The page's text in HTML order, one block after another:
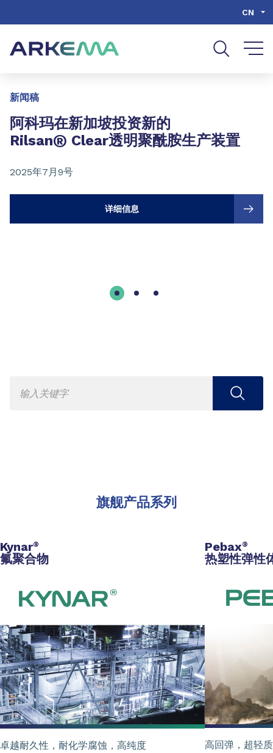
CN
新闻稿
阿科玛在新加坡投资新的
Rilsan® Clear透明聚酰胺生产装置
2025年7月9号
详细信息
旗舰产品系列
Kynar®
氟聚合物
卓越耐久性，耐化学腐蚀，高纯度
Pebax®
热塑性弹性
高回弹，超轻质